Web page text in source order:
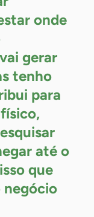
onde
gerar
tenho
para
até o
que
negócio